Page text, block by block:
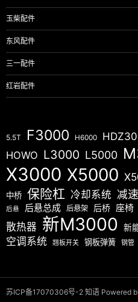
玉柴配件
东风配件
三一配件
红岩配件
5.5T F3000 H6000
HOWO L3000 L5000
X3000 X5000
中桥 保险杠 冷却系统 减
后悬 后悬总成 后悬架 后桥 座椅
散热器 新M3000 新
空调系统 翘板开关 钢板弹簧 钢管
苏ICP备17070306号-2 知语 Powered